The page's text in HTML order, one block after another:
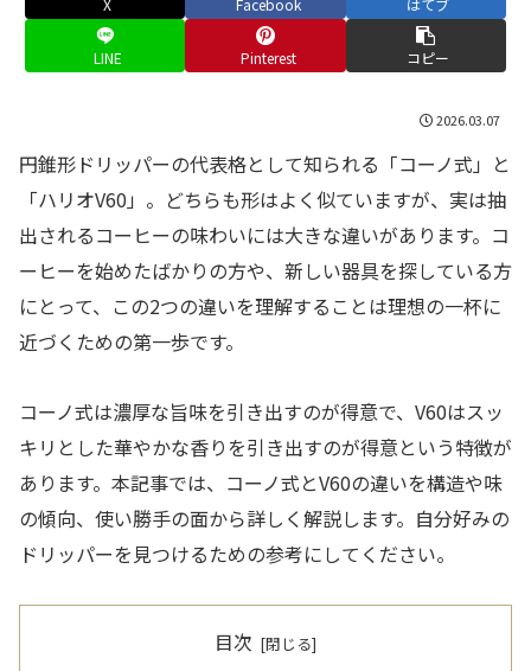
X Facebook はてブ
LINE Pinterest コピー
2026.03.07
円錐形ドリッパーの代表格として知られる「コーノ式」と
「ハリオV60」。どちらも形はよく似ていますが、実は抽
出されるコーヒーの味わいには大きな違いがあります。コ
ーヒーを始めたばかりの方や、新しい器具を探している方
にとって、この2つの違いを理解することは理想の一杯に
近づくための第一歩です。
コーノ式は濃厚な旨味を引き出すのが得意で、V60はスッ
キリとした華やかな香りを引き出すのが得意という特徴が
あります。本記事では、コーノ式とV60の違いを構造や味
の傾向、使い勝手の面から詳しく解説します。自分好みの
ドリッパーを見つけるための参考にしてください。
目次